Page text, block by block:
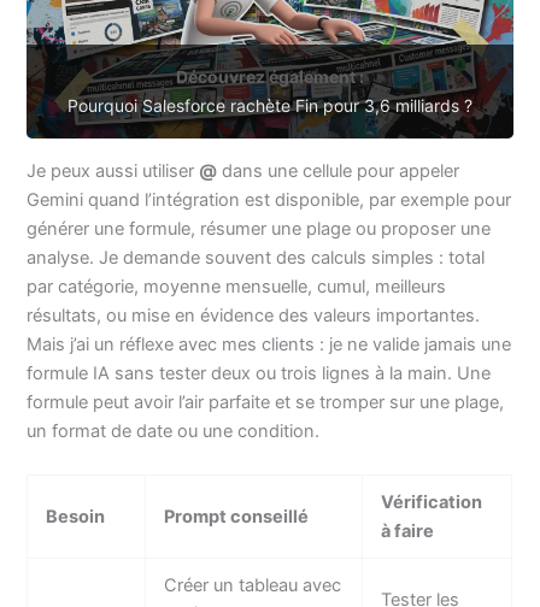
Découvrez également :
Pourquoi Salesforce rachète Fin pour 3,6 milliards ?
Je peux aussi utiliser @ dans une cellule pour appeler
Gemini quand l’intégration est disponible, par exemple pour
générer une formule, résumer une plage ou proposer une
analyse. Je demande souvent des calculs simples : total
par catégorie, moyenne mensuelle, cumul, meilleurs
résultats, ou mise en évidence des valeurs importantes.
Mais j’ai un réflexe avec mes clients : je ne valide jamais une
formule IA sans tester deux ou trois lignes à la main. Une
formule peut avoir l’air parfaite et se tromper sur une plage,
un format de date ou une condition.
Besoin Prompt conseillé
Vérification
à faire
Créer un tableau avec
Tester les